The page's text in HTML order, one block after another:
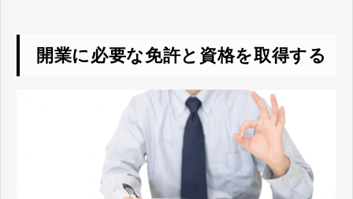
開業に必要な免許と資格を取得する